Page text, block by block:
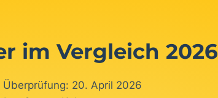
im Vergleich 2026
Überprüfung: 20. April 2026